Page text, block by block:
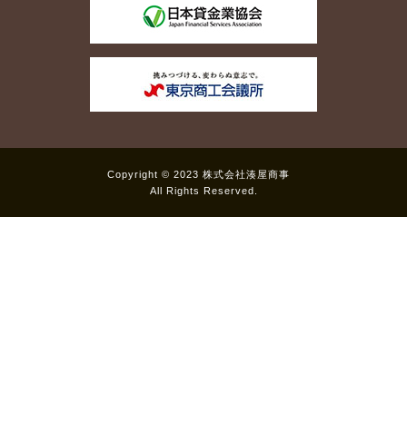
Copyright © 2023 株式会社湊屋商事
All Rights Reserved.